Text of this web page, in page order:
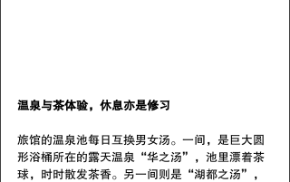
温泉与茶体验，休息亦是修习
旅馆的温泉池每日互换男女汤。一间，是巨大圆
形浴桶所在的露天温泉“华之汤”，池里漂着茶
球，时时散发茶香。另一间则是“湖都之汤”，